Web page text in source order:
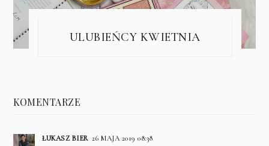
ULUBIEŃCY KWIETNIA
KOMENTARZE
ŁUKASZ BIER 26 MAJA 2019 08:38